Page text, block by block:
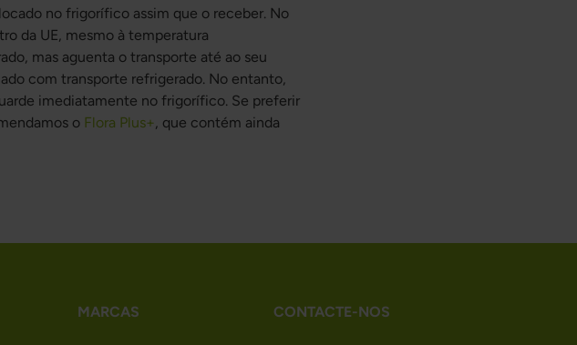
no frigorífico assim que o receber. No
da UE, mesmo à temperatura
mas aguenta o transporte até ao seu
com transporte refrigerado. No entanto,
imediatamente no frigorífico. Se preferir
o Flora Plus+, que contém ainda
MARCAS CONTACTE-NOS